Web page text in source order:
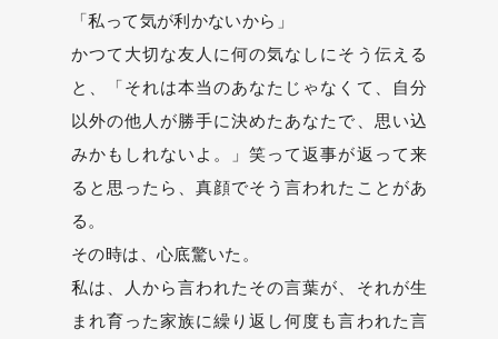
「私って気が利かないから」
かつて大切な友人に何の気なしにそう伝える
と、「それは本当のあなたじゃなくて、自分
以外の他人が勝手に決めたあなたで、思い込
みかもしれないよ。」笑って返事が返って来
ると思ったら、真顔でそう言われたことがあ
る。
その時は、心底驚いた。
私は、人から言われたその言葉が、それが生
まれ育った家族に繰り返し何度も言われた言